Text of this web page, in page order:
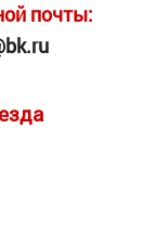
почты: